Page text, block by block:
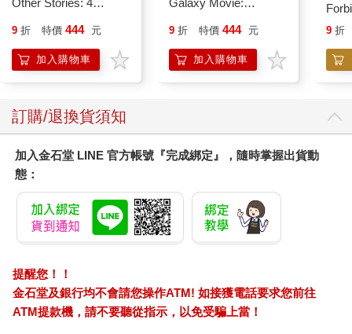
8.
分享思考。 進行畫廊漫步，要求學生注意尋找自己這組和其
他小組的異同。另一個作法是，你可以要求學生聚焦在例程的一
個面向，例如：學生提出的語詞，找找看有沒有任何想在其他小
組的海報上新增的連結關係，或他們覺得最有趣的問題。全班一
園景小學的老師亞歷珊卓．桑琪絲發現，可以由老師扮演書記，
跟整班年幼的孩子一起進行「創造意義」例程。她細述：「說閒
話（gossip）的問題慢慢在我班上滋長，有天下課時，它爆發
了。我找了一篇可以跟學生共同閱讀的文本，好讓每個人的理解
一致。然後，我請全班學生坐在地毯上，告訴他們，我覺得有一
將單一語詞記錄下來：壞，謠言，散播，難過，不友善……等等
（圖3.5）。一旦感覺班上學生好像已經想不出新語詞時，亞歷珊
卓便邀請學生在眼前紙上已有的語詞之下增加新語詞，然後她以
Other Stories: 4
Hooray!
9 折 特價 444 元
加入購物車
Galaxy Movie:
Surprise: The Super
Mario Galaxy Movie
Storybook
9 折 特價 444 元
加入購物車
9 折
訂購/退換貨須知
加入金石堂 LINE 官方帳號『完成綁定』，隨時掌握出貨動
態：
提醒您！！
金石堂及銀行均不會請您操作ATM! 如接獲電話要求您前往
ATM提款機，請不要聽從指示，以免受騙上當！